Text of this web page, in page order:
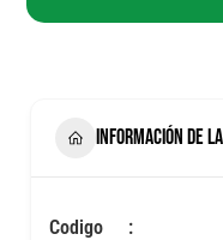
INFORMACIÓN DE
Codigo